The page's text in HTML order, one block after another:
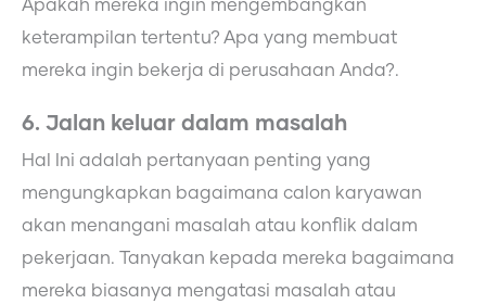
Apakah mereka ingin mengembangkan
keterampilan tertentu? Apa yang membuat
mereka ingin bekerja di perusahaan Anda?.
6. Jalan keluar dalam masalah
Hal Ini adalah pertanyaan penting yang
mengungkapkan bagaimana calon karyawan
akan menangani masalah atau konflik dalam
pekerjaan. Tanyakan kepada mereka bagaimana
mereka biasanya mengatasi masalah atau